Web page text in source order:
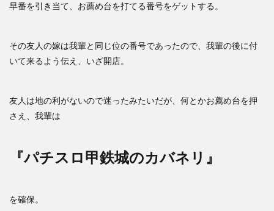
早番を引き当て、お薦め台を打てる番号をゲットする。
その友人の嫁は我輩と同じ位の番号であったので、我輩の後に付
いて来るよう伝え、いざ開店。
友人は地の利がないので迷ったみたいだが、何とかお薦め台を押
さえ、我輩は
『パチスロ甲鉄城のカバネリ』
を確保。